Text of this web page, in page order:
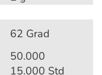
62 Grad
50.000
15.000 Std